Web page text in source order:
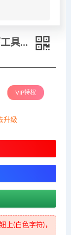
AI多元创富实战训练营：龙虾工具完整部署教学，图文视频理财多赛道AI变现
VIP特权
升级
上(白色字符)，